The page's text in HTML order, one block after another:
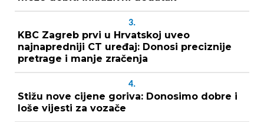
3.
KBC Zagreb prvi u Hrvatskoj uveo
najnapredniji CT uređaj: Donosi preciznije
pretrage i manje zračenja
4.
Stižu nove cijene goriva: Donosimo dobre i
loše vijesti za vozače